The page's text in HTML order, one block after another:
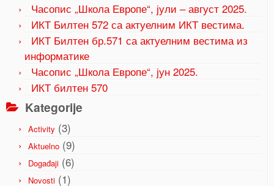
Часопис „Школа Европе“, јули – август 2025.
ИКТ Билтен 572 са актуелним ИКТ вестима.
ИКТ Билтен бр.571 са актуелним вестима из
информатике
Часопис „Школа Европе“, јун 2025.
ИКТ билтен 570
Kategorije
Activity (3)
Aktuelno (9)
Događaji (6)
Novosti (1)